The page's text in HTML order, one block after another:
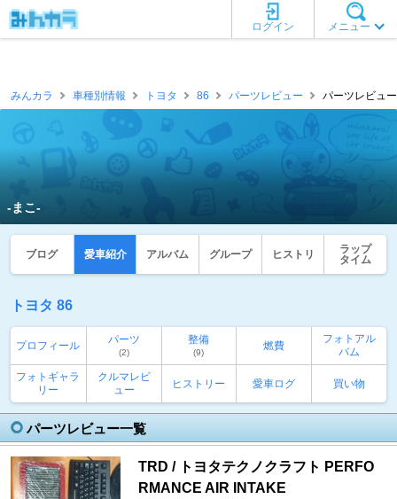
メニュー
ログイン
みんカラ 車種別情報 トヨタ 86 パーツレビュー パーツレビュ
‐まこ‐
ブログ 愛車紹介 アルバム グループ ヒストリ
ラップ
タイム
トヨタ 86
プロフィール パーツ
(2)
整備
(9)
燃費
フォトアル
バム
フォトギャラ
リー
クルマレビ
ュー
ヒストリー 愛車ログ 買い物
パーツレビュー一覧
TRD / トヨタテクノクラフト PERFO
RMANCE AIR INTAKE